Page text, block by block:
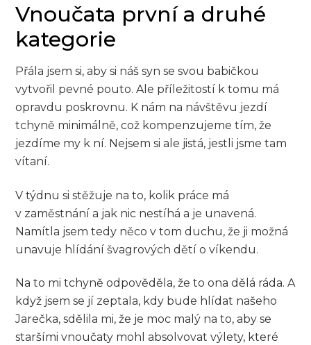
Vnoučata první a druhé
kategorie
Přála jsem si, aby si náš syn se svou babičkou
vytvořil pevné pouto. Ale příležitostí k tomu má
opravdu poskrovnu. K nám na návštěvu jezdí
tchyně minimálně, což kompenzujeme tím, že
jezdíme my k ní. Nejsem si ale jistá, jestli jsme tam
vítaní.
V týdnu si stěžuje na to, kolik práce má
v zaměstnání a jak nic nestíhá a je unavená.
Namítla jsem tedy něco v tom duchu, že ji možná
unavuje hlídání švagrových dětí o víkendu.
Na to mi tchyně odpověděla, že to ona dělá ráda. A
když jsem se jí zeptala, kdy bude hlídat našeho
Jarečka, sdělila mi, že je moc malý na to, aby se
staršími vnoučaty mohl absolvovat výlety, které